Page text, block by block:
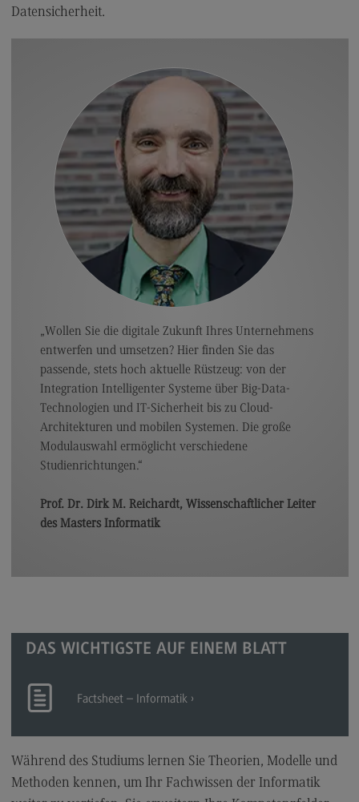
Kontakt
Rechnungswesen Steuern Wirtschaftsrecht
Modulangebot
Berufsperspektiven
Kontakt
Sales and Negotiation
Sales and Negotiation
Modulangebot
Berufsperspektiven
Soziale Arbeit in der Migrationsgesellschaft
Soziale Arbeit in der Migrationsgesellschaft
Modulangebot
Berufsperspektiven
Kontakt
Supply Chain Management, Logistics, Production
Supply Chain Management, Logistics,
Production
Berufsperspektiven
Transkulturelle Traumapädagogik
Modulangebot
Wirtschaftsinformatik
Wirtschaftsinformatik
Datensicherheit.
„Wollen Sie die digitale Zukunft Ihres Unternehmens
entwerfen und umsetzen? Hier finden Sie das
passende, stets hoch aktuelle Rüstzeug: von der
Integration Intelligenter Systeme über Big-Data-
Technologien und IT-Sicherheit bis zu Cloud-
Architekturen und mobilen Systemen. Die große
Modulauswahl ermöglicht verschiedene
Studienrichtungen.“
Prof. Dr. Dirk M. Reichardt, Wissenschaftlicher Leiter
des Masters Informatik
DAS WICHTIGSTE AUF EINEM BLATT
Factsheet – Informatik
Während des Studiums lernen Sie Theorien, Modelle und
Methoden kennen, um Ihr Fachwissen der Informatik